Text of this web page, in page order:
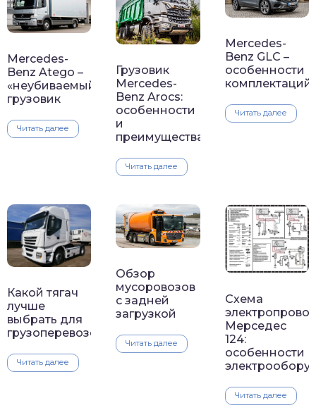
Mercedes-
Benz Atego –
«неубиваемый»
грузовик
Читать далее
Грузовик
Mercedes-
Benz Arocs:
особенности
и
преимущества
Читать далее
Mercedes-
Benz GLC –
особенности
комплектаций
Читать далее
Какой тягач
лучше
выбрать для
грузоперевозок
Читать далее
Обзор
мусоровозов
с задней
загрузкой
Читать далее
Схема
Мерседес
124:
особенности
Читать далее